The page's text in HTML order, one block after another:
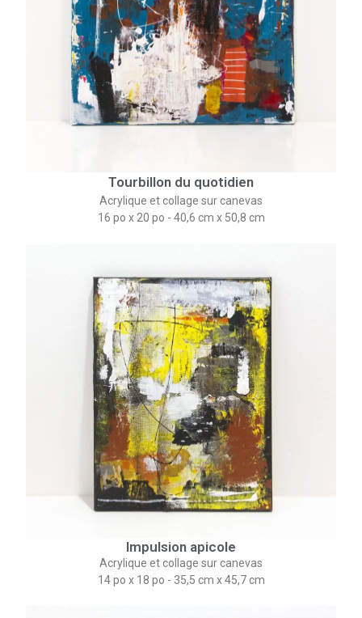
Tourbillon du quotidien
Acrylique et collage sur canevas
16 po x 20 po - 40,6 cm x 50,8 cm
Impulsion apicole
Acrylique et collage sur canevas
14 po x 18 po - 35,5 cm x 45,7 cm